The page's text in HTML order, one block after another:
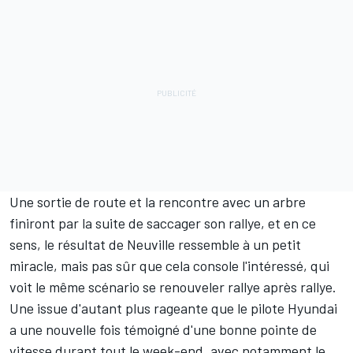
Une sortie de route et la rencontre avec un arbre
finiront par la suite de saccager son rallye, et en ce
sens, le résultat de Neuville ressemble à un petit
miracle, mais pas sûr que cela console l'intéressé, qui
voit le même scénario se renouveler rallye après rallye.
Une issue d'autant plus rageante que le pilote Hyundai
a une nouvelle fois témoigné d'une bonne pointe de